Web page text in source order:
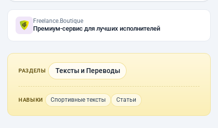
Freelance.Boutique
Премиум-сервис для лучших исполнителей
РАЗДЕЛЫ Тексты и Переводы
НАВЫКИ Спортивные тексты Статьи